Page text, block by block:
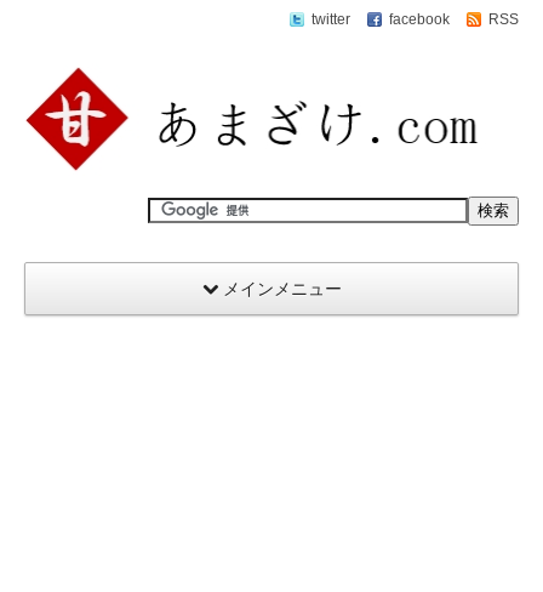
twitter facebook RSS
メインメニュー